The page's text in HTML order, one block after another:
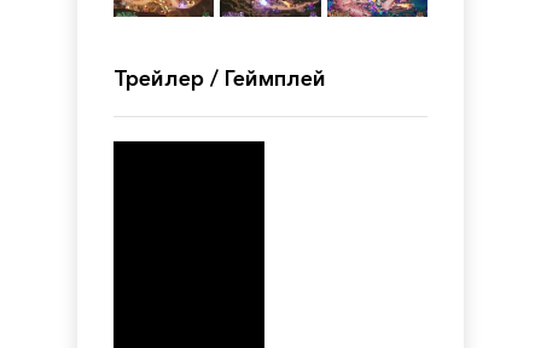
Трейлер / Геймплей